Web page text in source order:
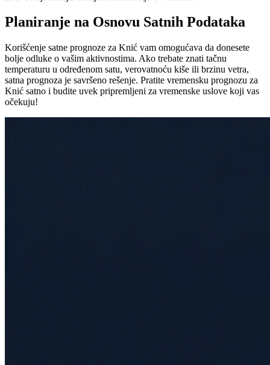
Planiranje na Osnovu Satnih Podataka
Korišćenje satne prognoze za Knić vam omogućava da donesete
bolje odluke o vašim aktivnostima. Ako trebate znati tačnu
temperaturu u određenom satu, verovatnoću kiše ili brzinu vetra,
satna prognoza je savršeno rešenje. Pratite vremensku prognozu za
Knić satno i budite uvek pripremljeni za vremenske uslove koji vas
očekuju!